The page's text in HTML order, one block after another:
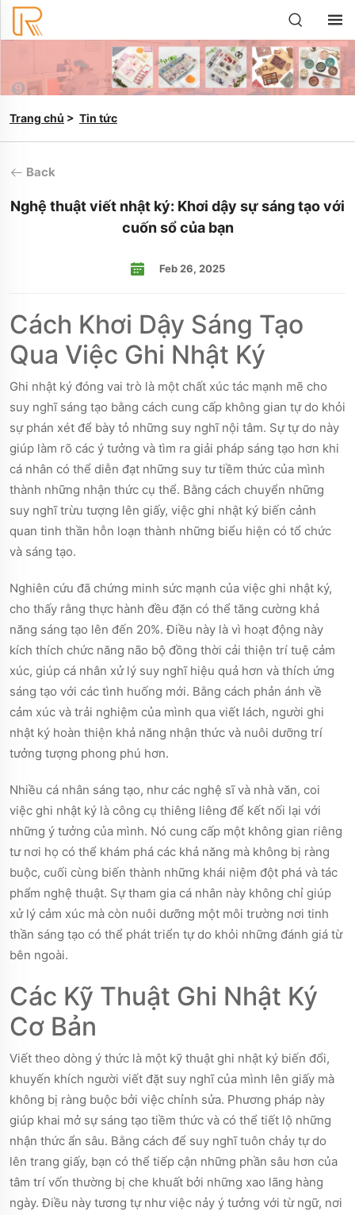
Trang chủ > Tin tức
Back
Nghệ thuật viết nhật ký: Khơi dậy sự sáng tạo với
cuốn sổ của bạn
Feb 26, 2025
Cách Khơi Dậy Sáng Tạo
Qua Việc Ghi Nhật Ký
Ghi nhật ký đóng vai trò là một chất xúc tác mạnh mẽ cho
suy nghĩ sáng tạo bằng cách cung cấp không gian tự do khỏi
sự phán xét để bày tỏ những suy nghĩ nội tâm. Sự tự do này
giúp làm rõ các ý tưởng và tìm ra giải pháp sáng tạo hơn khi
cá nhân có thể diễn đạt những suy tư tiềm thức của mình
thành những nhận thức cụ thể. Bằng cách chuyển những
suy nghĩ trừu tượng lên giấy, việc ghi nhật ký biến cảnh
quan tinh thần hỗn loạn thành những biểu hiện có tổ chức
và sáng tạo.
Nghiên cứu đã chứng minh sức mạnh của việc ghi nhật ký,
cho thấy rằng thực hành đều đặn có thể tăng cường khả
năng sáng tạo lên đến 20%. Điều này là vì hoạt động này
kích thích chức năng não bộ đồng thời cải thiện trí tuệ cảm
xúc, giúp cá nhân xử lý suy nghĩ hiệu quả hơn và thích ứng
sáng tạo với các tình huống mới. Bằng cách phản ánh về
cảm xúc và trải nghiệm của mình qua viết lách, người ghi
nhật ký hoàn thiện khả năng nhận thức và nuôi dưỡng trí
tưởng tượng phong phú hơn.
Nhiều cá nhân sáng tạo, như các nghệ sĩ và nhà văn, coi
việc ghi nhật ký là công cụ thiêng liêng để kết nối lại với
những ý tưởng của mình. Nó cung cấp một không gian riêng
tư nơi họ có thể khám phá các khả năng mà không bị ràng
buộc, cuối cùng biến thành những khái niệm đột phá và tác
phẩm nghệ thuật. Sự tham gia cá nhân này không chỉ giúp
xử lý cảm xúc mà còn nuôi dưỡng một môi trường nơi tinh
thần sáng tạo có thể phát triển tự do khỏi những đánh giá từ
bên ngoài.
Các Kỹ Thuật Ghi Nhật Ký
Cơ Bản
Viết theo dòng ý thức là một kỹ thuật ghi nhật ký biến đổi,
khuyến khích người viết đặt suy nghĩ của mình lên giấy mà
không bị ràng buộc bởi việc chỉnh sửa. Phương pháp này
giúp khai mở sự sáng tạo tiềm thức và có thể tiết lộ những
nhận thức ẩn sâu. Bằng cách để suy nghĩ tuôn chảy tự do
lên trang giấy, bạn có thể tiếp cận những phần sâu hơn của
tâm trí vốn thường bị che khuất bởi những xao lãng hàng
ngày. Điều này tương tự như việc nảy ý tưởng với từ ngữ, nơi